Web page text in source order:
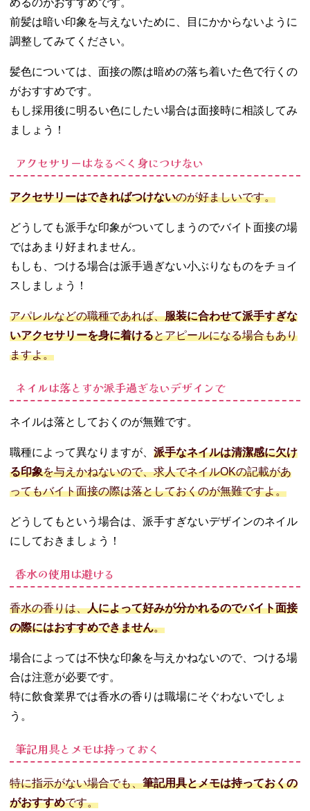
前髪は暗い印象を与えないために、目にかからないように
調整してみてください。
髪色については、面接の際は暗めの落ち着いた色で行くの
がおすすめです。
もし採用後に明るい色にしたい場合は面接時に相談してみ
ましょう！
アクセサリーはなるべく身につけない
アクセサリーはできればつけないのが好ましいです。
どうしても派手な印象がついてしまうのでバイト面接の場
ではあまり好まれません。
もしも、つける場合は派手過ぎない小ぶりなものをチョイ
スしましょう！
アパレルなどの職種であれば、服装に合わせて派手すぎな
いアクセサリーを身に着けるとアピールになる場合もあり
ますよ。
ネイルは落とすか派手過ぎないデザインで
ネイルは落としておくのが無難です。
職種によって異なりますが、 派手なネイルは清潔感に欠け
る印象を与えかねないので、求人でネイルOKの記載があ
ってもバイト面接の際は落としておくのが無難ですよ。
どうしてもという場合は、派手すぎないデザインのネイル
にしておきましょう！
香水の使用は避ける
香水の香りは、人によって好みが分かれるのでバイト面接
の際にはおすすめできません。
場合によっては不快な印象を与えかねないので、つける場
合は注意が必要です。
特に飲食業界では香水の香りは職場にそぐわないでしょ
う。
筆記用具とメモは持っておく
特に指示がない場合でも、筆記用具とメモは持っておくの
がおすすめです。